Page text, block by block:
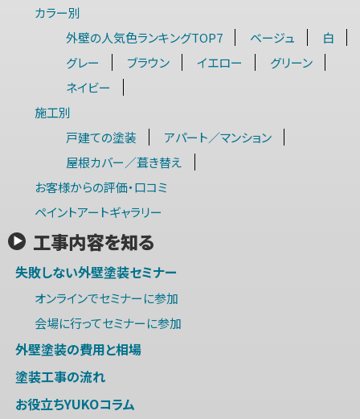
カラー別
外壁の人気色ランキングTOP7
ベージュ
白
グレー
ブラウン イエロー
グリーン
ネイビー
施工別
戸建ての塗装
アパート／マンション
屋根カバー／葺き替え
お客様からの評価・口コミ
ペイントアートギャラリー
工事内容を知る
失敗しない外壁塗装セミナー
オンラインでセミナーに参加
会場に行ってセミナーに参加
外壁塗装の費用と相場
塗装工事の流れ
お役立ちYUKOコラム